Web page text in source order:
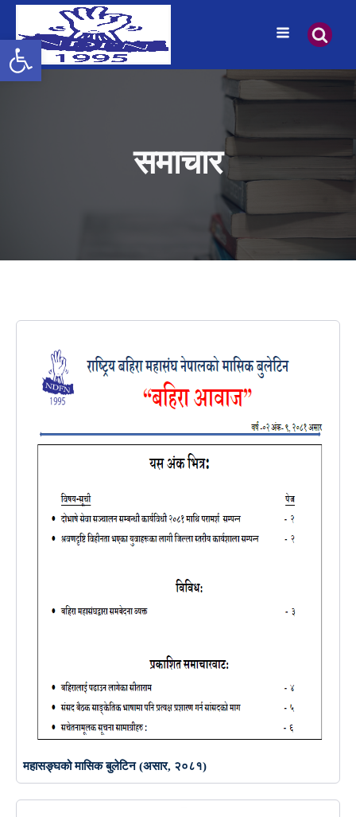
समाचार
महासङ्‍घको मासिक बुलेटिन (असार, २०८१)
उपकरणपट्टी खोल्नुहोस्